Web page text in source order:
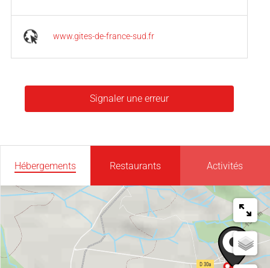
www.gites-de-france-sud.fr
Signaler une erreur
Hébergements Restaurants Activités